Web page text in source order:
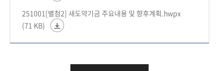
251001[별첨2] 새도약기금 주요내용 및 향후계획.hwpx
(71 KB)